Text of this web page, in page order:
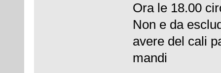
Ora le 18.00
Non e da
avere del cali
mandi